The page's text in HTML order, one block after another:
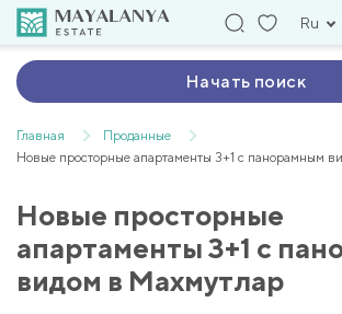
Ru
Начать поиск
Главная
Проданные
Новые просторные апартаменты 3+1 с панорамным
Новые просторные
апартаменты 3+1 с
видом в Махмутлар